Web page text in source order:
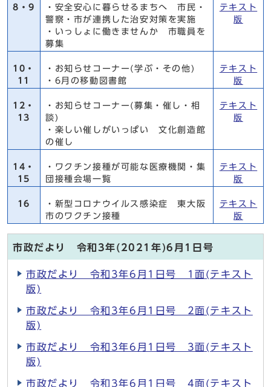
8・9
・安全安心に暮らせるまちへ 市民・
警察・市が連携した治安対策を実施
・いっしょに働きませんか 市職員を
募集
テキスト
版
10・
11
・お知らせコーナー(学ぶ・その他)
・6月の移動図書館
テキスト
版
12・
13
・お知らせコーナー(募集・催し・相
談)
・楽しい催しがいっぱい 文化創造館
の催し
テキスト
版
14・
15
・ワクチン接種が可能な医療機関・集
団接種会場一覧
テキスト
版
16
・新型コロナウイルス感染症 東大阪
市のワクチン接種
テキスト
版
市政だより 令和3年(2021年)6月1日号
市政だより 令和3年6月1日号 1面(テキスト
版)
市政だより 令和3年6月1日号 2面(テキスト
版)
市政だより 令和3年6月1日号 3面(テキスト
版)
市政だより 令和3年6月1日号 4面(テキスト